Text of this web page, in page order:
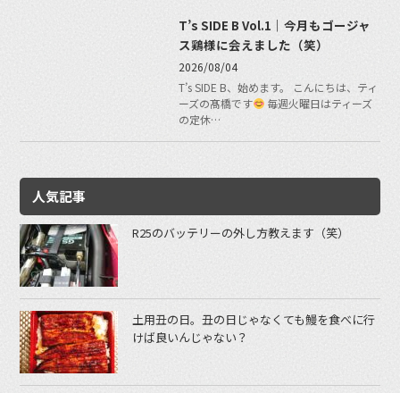
T’s SIDE B Vol.1｜今月もゴージャ
ス鶏様に会えました（笑）
2026/08/04
T’s SIDE B、始めます。 こんにちは、ティ
ーズの髙橋です
毎週火曜日はティーズ
の定休…
人気記事
R25のバッテリーの外し方教えます（笑）
土用丑の日。丑の日じゃなくても鰻を食べに行
けば良いんじゃない？